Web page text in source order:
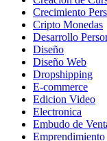
Crecimiento
Cripto Monedas
Desarrollo
Diseño
Diseño Web
Dropshipping
E-commerce
Edicion Video
Electronica
Embudo de
Emprendimiento